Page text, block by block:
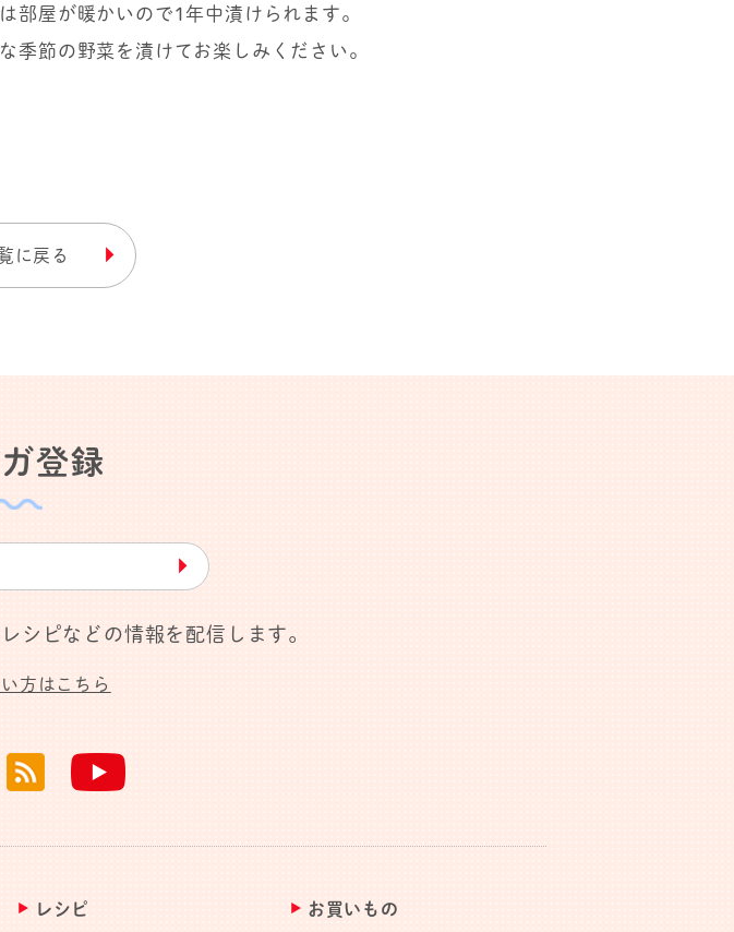
部屋が暖かいので1年中漬けられます。
季節の野菜を漬けてお楽しみください。
に戻る
登録
▶︎
シピなどの情報を配信します。
方はこちら
レシピ お買いもの